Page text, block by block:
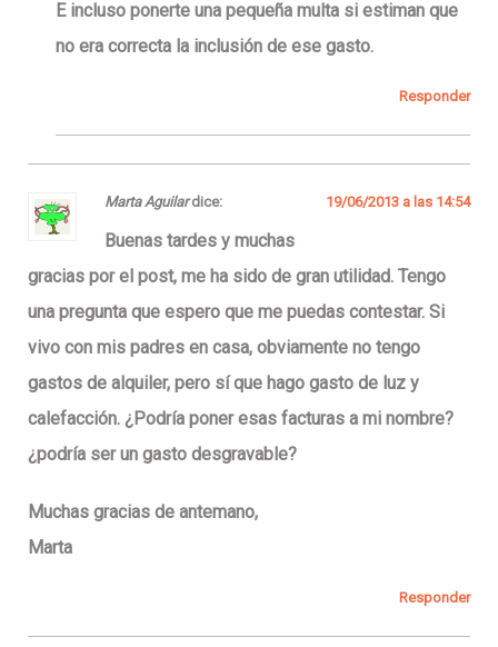
E incluso ponerte una pequeña multa si estiman que
no era correcta la inclusión de ese gasto.
Responder
Marta Aguilar dice: 19/06/2013 a las 14:54
Buenas tardes y muchas
gracias por el post, me ha sido de gran utilidad. Tengo
una pregunta que espero que me puedas contestar. Si
vivo con mis padres en casa, obviamente no tengo
gastos de alquiler, pero sí que hago gasto de luz y
calefacción. ¿Podría poner esas facturas a mi nombre?
¿podría ser un gasto desgravable?
Muchas gracias de antemano,
Marta
Responder